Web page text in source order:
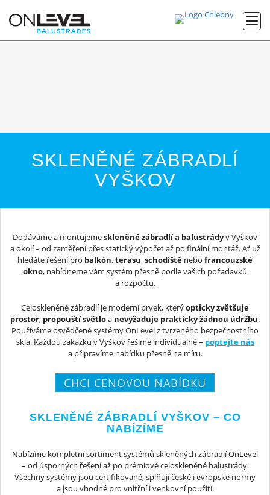
SKLENĚNÉ ZÁBRADLÍ
VYŠKOV
Dodáváme a montujemeskleněné zábradlí a balustrádyv Vyškov
a okolí – od zaměření přes statický výpočet až po finální montáž. Ať už
hledáte řešení pro balkón,terasu,schodiště nebo francouzské
okno, nabídneme vám systém přesně podle vašich požadavků
a rozpočtu.
Celoskleněné zábradlí je moderní prvek, kterýopticky zvětšuje
prostor, propouští světloa nevyžaduje prakticky žádnou údržbu.
Používáme osvědčené systémy OnLevel z tvrzeného bezpečnostního
skla. Každou zakázku v Vyškov řešíme individuálně – poptejte nás
a připravíme nabídku přesně na míru.
CHCI CENOVOU NABÍDKU
SKLENĚNÉ ZÁBRADLÍ VYŠKOV – CO
NABÍZÍME
Nabízíme kompletní sortiment systémů skleněných zábradlí OnLevel
– od úsporných řešení až po prémiové celoskleněné balustrády.
Všechny systémy jsou certifikované, splňují české i evropské normy
a jsou vhodné pro vnitřní i venkovní použití.